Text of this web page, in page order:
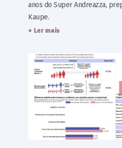
anos do Super Andreazza,
Kaupe.
+ Ler mais